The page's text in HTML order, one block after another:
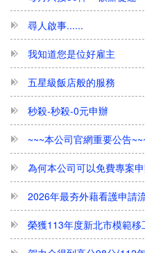
尋人啟事......
我知道您是位好雇主
五星級飯店般的服務
秒殺-秒殺-0元申辦
~~~本公司官網重要公告
為何本公司可以免費專案
2026年最夯外藉看護申請流程、合法
榮獲113年度新北市模範移
賀力众得到高分98分(112年度政府